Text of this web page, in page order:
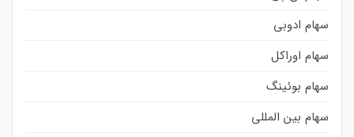
سهام ادوبی
سهام اوراکل
سهام بوئینگ
سهام بین المللی